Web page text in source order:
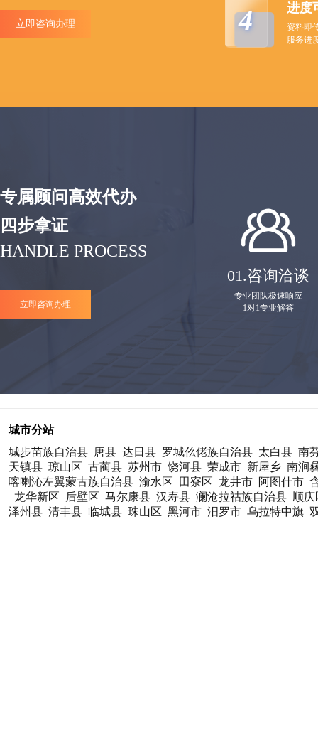
立即咨询办理 4 进度
资料即
服务进
专属顾问高效代办
四步拿证
HANDLE PROCESS
立即咨询办理
01.咨询洽谈
专业团队极速响应
1对1专业解答
城市分站
城步苗族自治县 唐县 达日县 罗城仫佬族自治县 太白县 南
天镇县 琼山区 古蔺县 苏州市 饶河县 荣成市 新屋乡 南涧
喀喇沁左翼蒙古族自治县 渝水区 田寮区 龙井市 阿图什市
龙华新区
后壁区 马尔康县 汉寿县 澜沧拉祜族自治县 顺庆
泽州县 清丰县 临城县 珠山区 黑河市 汨罗市 乌拉特中旗